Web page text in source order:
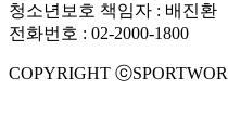
청소년보호 책임자 : 배진환
전화번호 : 02-2000-1800
COPYRIGHT